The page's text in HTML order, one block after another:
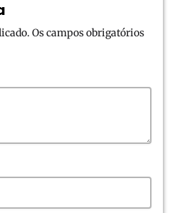
Os campos obrigatórios